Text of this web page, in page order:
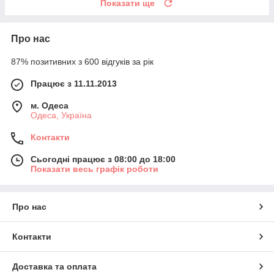
Показати ще
Про нас
87% позитивних з 600 відгуків за рік
Працює з 11.11.2013
м. Одеса
Одеса, Україна
Контакти
Сьогодні працює з 08:00 до 18:00
Показати весь графік роботи
Про нас
Контакти
Доставка та оплата